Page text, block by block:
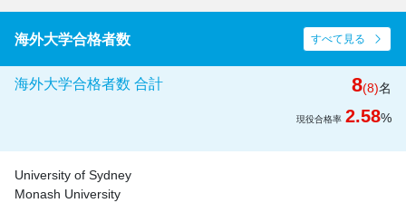
海外大学合格者数 すべて見る
海外大学合格者数 合計 8(8)名
現役合格率 2.58%
University of Sydney
Monash University